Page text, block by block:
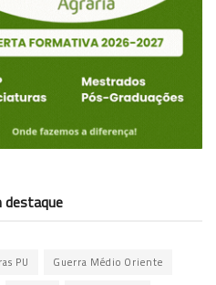
destaque
PU Guerra Médio Oriente